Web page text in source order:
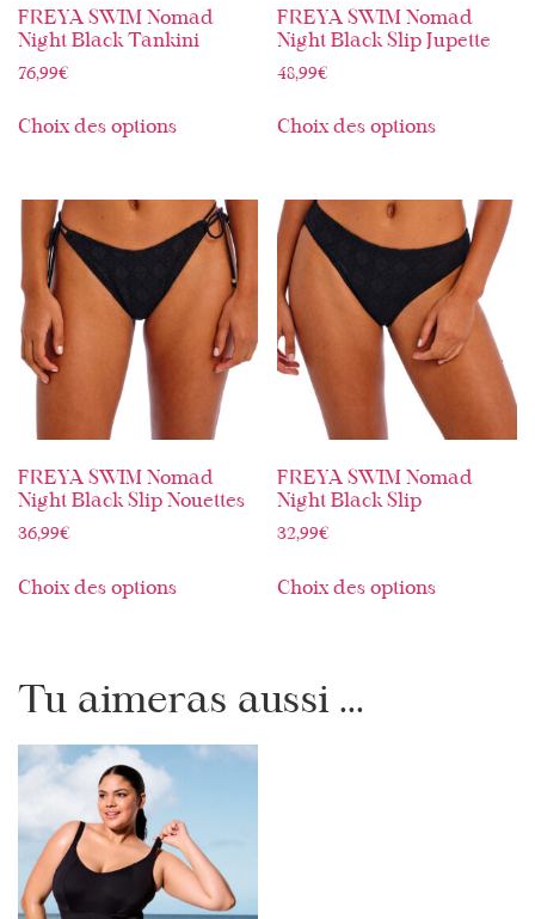
FREYA SWIM Nomad
Night Black Tankini
76,99€
Choix des options
FREYA SWIM Nomad
Night Black Slip Jupette
48,99€
Choix des options
FREYA SWIM Nomad
Night Black Slip Nouettes
36,99€
Choix des options
FREYA SWIM Nomad
Night Black Slip
32,99€
Choix des options
Tu aimeras aussi ...